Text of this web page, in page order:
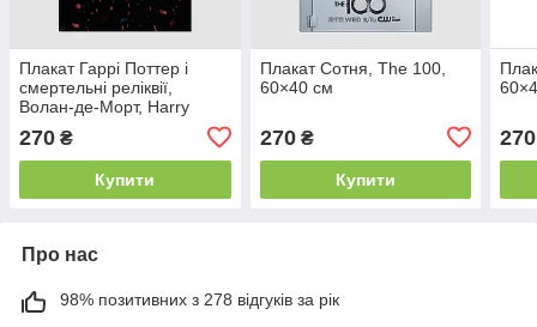
Плакат Гаррі Поттер і
смертельні реліквії,
Волан-де-Морт, Harry
270 ₴
Купити
Плакат Сотня, The 100,
60×40 см
270₴
Купити
270
Про нас
98% позитивних з 278 відгуків за рік